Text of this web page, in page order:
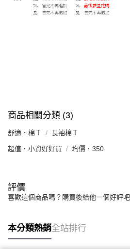
商品相關分類 (3)
舒適．棉Ｔ 長袖棉Ｔ
超值．小資好好買 均價．350
評價
喜歡這個商品嗎？購買後給他一個好評吧
本分類熱銷全站排行